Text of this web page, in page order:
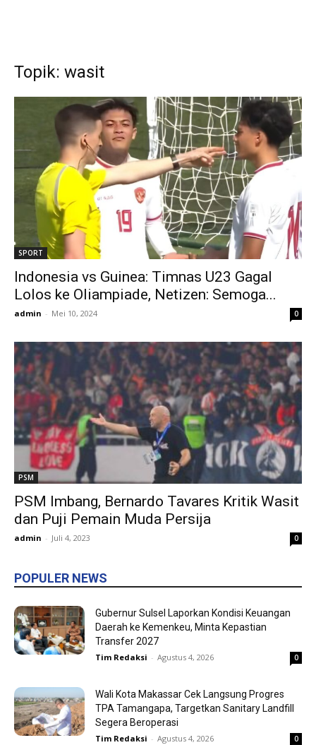
Topik: wasit
SPORT
Indonesia vs Guinea: Timnas U23 Gagal
Lolos ke Oliampiade, Netizen: Semoga...
admin - Mei 10, 2024 0
PSM
PSM Imbang, Bernardo Tavares Kritik Wasit
dan Puji Pemain Muda Persija
admin - Juli 4, 2023 0
POPULER NEWS
Gubernur Sulsel Laporkan Kondisi Keuangan
Daerah ke Kemenkeu, Minta Kepastian
Transfer 2027
Tim Redaksi - Agustus 4, 2026 0
Wali Kota Makassar Cek Langsung Progres
TPA Tamangapa, Targetkan Sanitary Landfill
Segera Beroperasi
Tim Redaksi - Agustus 4, 2026 0